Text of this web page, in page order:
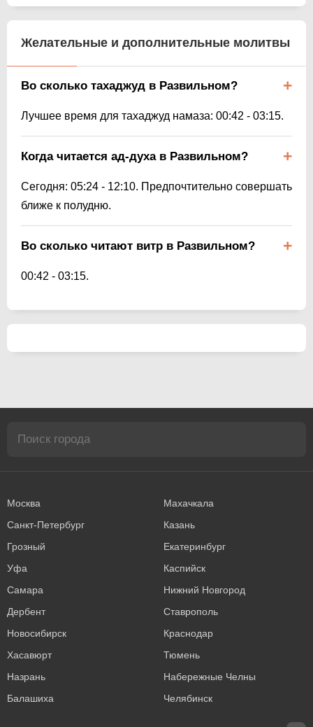
Желательные и дополнительные молитвы
Во сколько тахаджуд в Развильном?
Лучшее время для тахаджуд намаза: 00:42 - 03:15.
Когда читается ад-духа в Развильном?
Сегодня: 05:24 - 12:10. Предпочтительно совершать
ближе к полудню.
Во сколько читают витр в Развильном?
00:42 - 03:15.
Москва
Махачкала
Санкт-Петербург
Казань
Грозный
Екатеринбург
Уфа
Каспийск
Самара
Нижний Новгород
Дербент
Ставрополь
Новосибирск
Краснодар
Хасавюрт
Тюмень
Назрань
Набережные Челны
Балашиха
Челябинск